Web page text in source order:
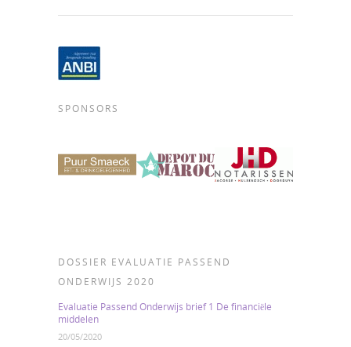
SPONSORS
DOSSIER EVALUATIE PASSEND
ONDERWIJS 2020
Evaluatie Passend Onderwijs brief 1 De financiële
middelen
20/05/2020